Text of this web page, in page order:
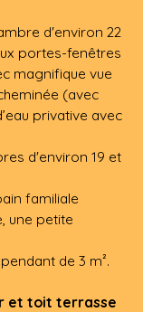
d'environ 22
portes-fenêtres
magnifique vue
(avec
privative avec
d'environ 19 et
familiale
une petite
de 3 m².
et toit terrasse